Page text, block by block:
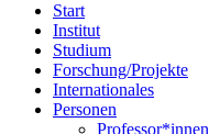
Start
Institut
Studium
Forschung/Projekte
Internationales
Personen
Professor*innen